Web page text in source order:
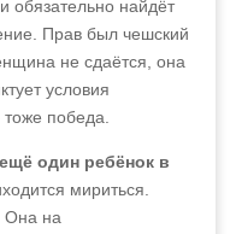
обязательно найдёт
Прав был чешский
не сдаётся, она
условия
победа.
один ребёнок в
мириться.
на